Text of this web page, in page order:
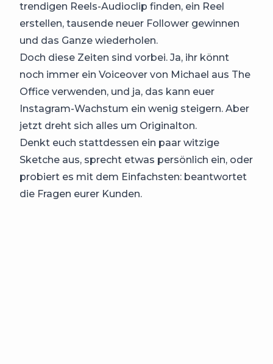
trendigen Reels-Audioclip finden, ein Reel
erstellen, tausende neuer Follower gewinnen
und das Ganze wiederholen.
Doch diese Zeiten sind vorbei. Ja, ihr könnt
noch immer ein Voiceover von Michael aus The
Office verwenden, und ja, das kann euer
Instagram-Wachstum ein wenig steigern. Aber
jetzt dreht sich alles um Originalton.
Denkt euch stattdessen ein paar witzige
Sketche aus, sprecht etwas persönlich ein, oder
probiert es mit dem Einfachsten: beantwortet
die Fragen eurer Kunden.